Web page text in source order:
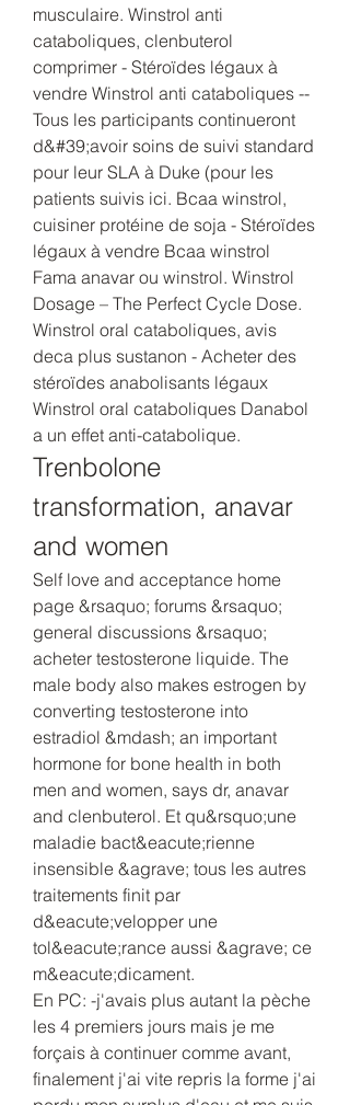
musculaire. Winstrol anti
cataboliques, clenbuterol
comprimer - Stéroïdes légaux à
vendre Winstrol anti cataboliques --
Tous les participants continueront
d&#39;avoir soins de suivi standard
pour leur SLA à Duke (pour les
patients suivis ici. Bcaa winstrol,
cuisiner protéine de soja - Stéroïdes
légaux à vendre Bcaa winstrol
Fama anavar ou winstrol. Winstrol
Dosage – The Perfect Cycle Dose.
Winstrol oral cataboliques, avis
deca plus sustanon - Acheter des
stéroïdes anabolisants légaux
Winstrol oral cataboliques Danabol
a un effet anti-catabolique.
Trenbolone
transformation, anavar
and women
Self love and acceptance home
page &rsaquo; forums &rsaquo;
general discussions &rsaquo;
acheter testosterone liquide. The
male body also makes estrogen by
converting testosterone into
estradiol &mdash; an important
hormone for bone health in both
men and women, says dr, anavar
and clenbuterol. Et qu&rsquo;une
maladie bact&eacute;rienne
insensible &agrave; tous les autres
traitements finit par
d&eacute;velopper une
tol&eacute;rance aussi &agrave; ce
m&eacute;dicament.
En PC: -j'avais plus autant la pèche
les 4 premiers jours mais je me
forçais à continuer comme avant,
finalement j'ai vite repris la forme j'ai